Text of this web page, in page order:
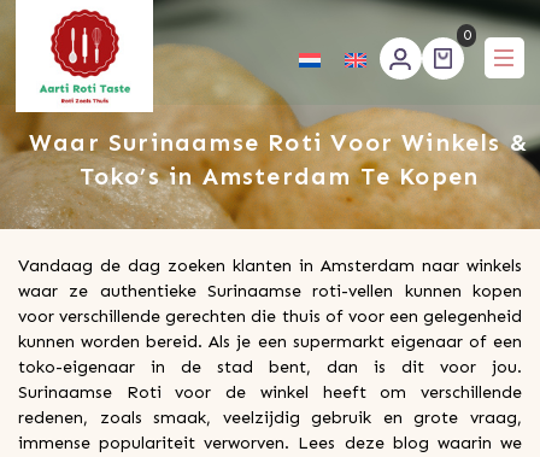
Aartirotitaste
0
Waar Surinaamse Roti Voor Winkels &
Toko’s in Amsterdam Te Kopen
Vandaag de dag zoeken klanten in Amsterdam naar winkels
waar ze authentieke Surinaamse roti-vellen kunnen kopen
voor verschillende gerechten die thuis of voor een gelegenheid
kunnen worden bereid. Als je een supermarkt eigenaar of een
toko-eigenaar in de stad bent, dan is dit voor jou.
Surinaamse Roti voor de winkel heeft om verschillende
redenen, zoals smaak, veelzijdig gebruik en grote vraag,
immense populariteit verworven. Lees deze blog waarin we